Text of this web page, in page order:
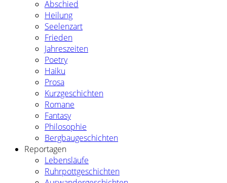
Abschied
Heilung
Seelenzart
Frieden
Jahreszeiten
Poetry
Haiku
Prosa
Kurzgeschichten
Romane
Fantasy
Philosophie
Bergbaugeschichten
Reportagen
Lebensläufe
Ruhrpottgeschichten